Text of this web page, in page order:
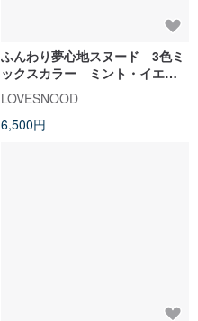
ふんわり夢心地スヌード 3色ミ
ックスカラー ミント・イエロ
ー・バニラ
LOVESNOOD
6,500円